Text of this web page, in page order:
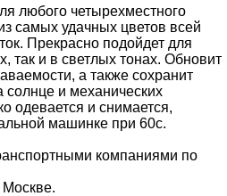
любого четырехместного
самых удачных цветов всей
Прекрасно подойдет для
так и в светлых тонах. Обновит
а также сохранит
и механических
одевается и снимается,
машинке при 60с.
компаниями по
Москве.